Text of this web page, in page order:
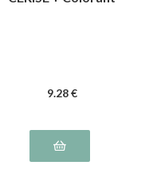
9.28 €